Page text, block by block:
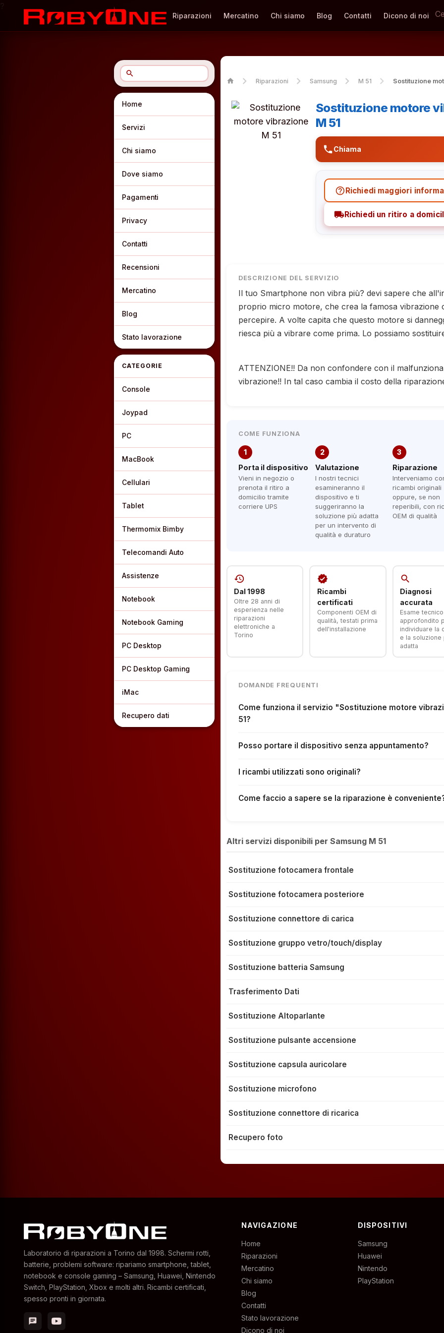
Riparazioni Mercatino Chi siamo Blog Contatti Dicono di noi
search
Home
Servizi
Chi siamo
Dove siamo
Pagamenti
Privacy
Contatti
Recensioni
Mercatino
Blog
Stato lavorazione
CATEGORIE
Console
Joypad
PC
MacBook
Cellulari
Tablet
Thermomix Bimby
Telecomandi Auto
Assistenze
Notebook
Notebook Gaming
PC Desktop
PC Desktop Gaming
iMac
Recupero dati
home Riparazioni Samsung M 51 Sostituzione
Sostituzione motore
M 51
phoneChiama
help_outlineRichiedi maggiori
local_shippingRichiedi un ritiro a
DESCRIZIONE DEL SERVIZIO
Il tuo Smartphone non vibra più? devi sapere che
proprio micro motore, che crea la famosa vibrazione
percepire. A volte capita che questo motore si
riesca più a vibrare come prima. Lo possiamo
ATTENZIONE!! Da non confondere con il
vibrazione!! In tal caso cambia il costo della
COME FUNZIONA
1
Porta il dispositivo
Vieni in negozio o
prenota il ritiro a
domicilio tramite
corriere UPS
2
Valutazione
I nostri tecnici
esamineranno il
dispositivo e ti
suggeriranno la
soluzione più adatta
per un intervento di
qualità e duraturo
3
Riparazione
Interveniamo
ricambi originali
oppure, se non
reperibili, con
OEM di qualità
history
Dal 1998
Oltre 28 anni di
esperienza nelle
riparazioni
elettroniche a
Torino
verified
Ricambi
certificati
Componenti OEM di
qualità, testati prima
dell'installazione
search
Diagnosi
accurata
Esame tecnico
approfondito
individuare la
e la soluzione
adatta
DOMANDE FREQUENTI
Come funziona il servizio "Sostituzione motore
51?
Posso portare il dispositivo senza appuntamento?
I ricambi utilizzati sono originali?
Come faccio a sapere se la riparazione è
Altri servizi disponibili per Samsung M 51
Sostituzione fotocamera frontale
Sostituzione fotocamera posteriore
Sostituzione connettore di carica
Sostituzione gruppo vetro/touch/display
Sostituzione batteria Samsung
Trasferimento Dati
Sostituzione Altoparlante
Sostituzione pulsante accensione
Sostituzione capsula auricolare
Sostituzione microfono
Sostituzione connettore di ricarica
Recupero foto
Laboratorio di riparazioni a Torino dal 1998. Schermi rotti,
batterie, problemi software: ripariamo smartphone, tablet,
notebook e console gaming – Samsung, Huawei, Nintendo
Switch, PlayStation, Xbox e molti altri. Ricambi certificati,
spesso pronti in giornata.
chat
NAVIGAZIONE
Home
Riparazioni
Mercatino
Chi siamo
Blog
Contatti
Stato lavorazione
Dicono di noi
DISPOSITIVI
Samsung
Huawei
Nintendo
PlayStation